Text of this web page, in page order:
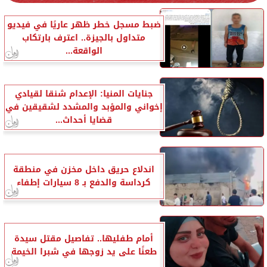
ضبط مسجل خطر ظهر عاريًا في فيديو
متداول بالجيزة.. اعترف بارتكاب
الواقعة...
جنايات المنيا: الإعدام شنقا لقيادي
إخواني والمؤبد والمشدد لشقيقين في
قضايا أحداث...
اندلاع حريق داخل مخزن في منطقة
كرداسة والدفع بـ 8 سيارات إطفاء
أمام طفليها.. تفاصيل مقتل سيدة
طعنًا على يد زوجها في شبرا الخيمة